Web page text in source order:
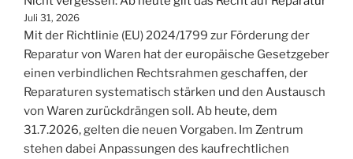
Juli 31, 2026
Mit der Richtlinie (EU) 2024/1799 zur Förderung der
Reparatur von Waren hat der europäische Gesetzgeber
einen verbindlichen Rechtsrahmen geschaffen, der
Reparaturen systematisch stärken und den Austausch
von Waren zurückdrängen soll. Ab heute, dem
31.7.2026, gelten die neuen Vorgaben. Im Zentrum
stehen dabei Anpassungen des kaufrechtlichen